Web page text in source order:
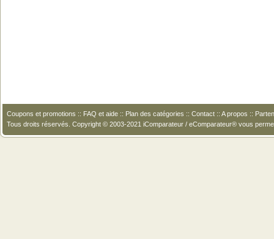
Coupons et promotions :: FAQ et aide :: Plan des catégories :: Contact :: A propos ::
Tous droits réservés. Copyright © 2003-2021 iComparateur / eComparateur® vous